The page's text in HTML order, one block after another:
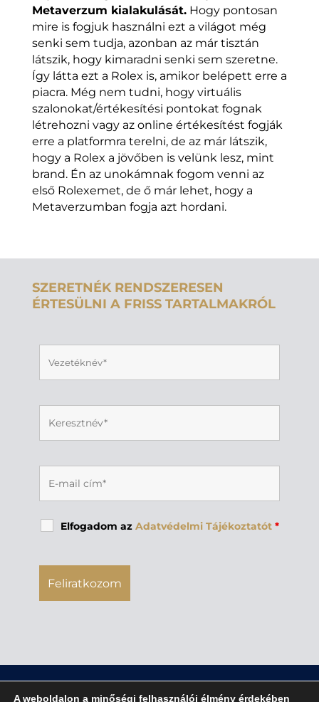
Metaverzum kialakulását.Hogy pontosan
mire is fogjuk használni ezt a világot még
senki sem tudja, azonban az már tisztán
látszik, hogy kimaradni senki sem szeretne.
Így látta ezt a Rolex is, amikor belépett erre a
piacra. Még nem tudni, hogy virtuális
szalonokat/értékesítési pontokat fognak
létrehozni vagy az online értékesítést fogják
erre a platformra terelni, de az már látszik,
hogy a Rolex a jövőben is velünk lesz, mint
brand. Én az unokámnak fogom venni az
első Rolexemet, de ő már lehet, hogy a
Metaverzumban fogja azt hordani.
SZERETNÉK RENDSZERESEN
ÉRTESÜLNI A FRISS TARTALMAKRÓL
Elfogadom az Adatvédelmi Tájékoztatót *
A weboldalon a minőségi felhasználói élmény érdekében